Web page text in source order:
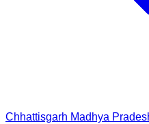
Chhattisgarh Madhya